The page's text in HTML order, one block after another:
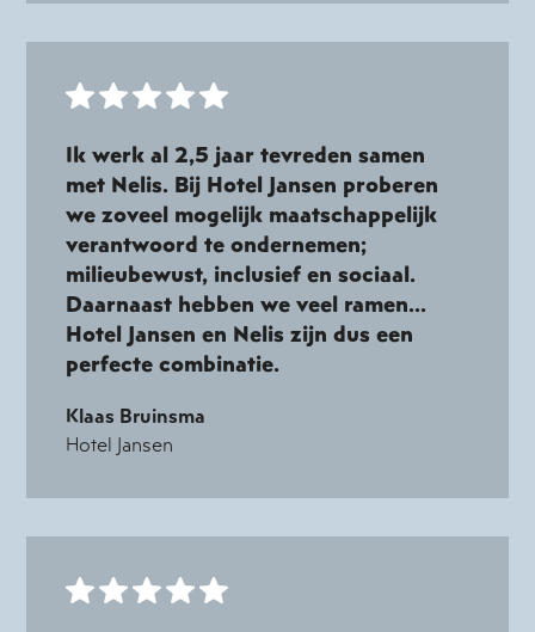
Ik werk al 2,5 jaar tevreden samen
met Nelis. Bij Hotel Jansen proberen
we zoveel mogelijk maatschappelijk
verantwoord te ondernemen;
milieubewust, inclusief en sociaal.
Daarnaast hebben we veel ramen...
Hotel Jansen en Nelis zijn dus een
perfecte combinatie.
Klaas Bruinsma
Hotel Jansen